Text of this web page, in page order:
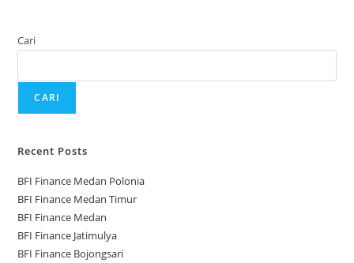
Cari
CARI
Recent Posts
BFI Finance Medan Polonia
BFI Finance Medan Timur
BFI Finance Medan
BFI Finance Jatimulya
BFI Finance Bojongsari